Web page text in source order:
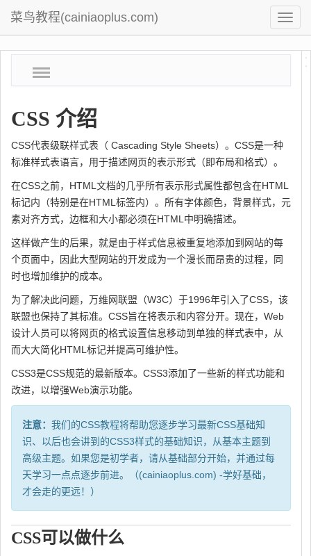
菜
菜鸟教程(cainiaoplus.com)
CSS 介绍
CSS代表级联样式表（ Cascading Style Sheets）。CSS是一种
标准样式表语言，用于描述网页的表示形式（即布局和格式）。
在CSS之前，HTML文档的几乎所有表示形式属性都包含在HTML
标记内（特别是在HTML标签内）。所有字体颜色，背景样式，元
素对齐方式，边框和大小都必须在HTML中明确描述。
这样做产生的后果，就是由于样式信息被重复地添加到网站的每
个页面中，因此大型网站的开发成为一个漫长而昂贵的过程，同
时也增加维护的成本。
为了解决此问题，万维网联盟（W3C）于1996年引入了CSS，该
联盟也保持了其标准。CSS旨在将表示和内容分开。现在，Web
设计人员可以将网页的格式设置信息移动到单独的样式表中，从
而大大简化HTML标记并提高可维护性。
CSS3是CSS规范的最新版本。CSS3添加了一些新的样式功能和
改进，以增强Web演示功能。
注意： 我们的CSS教程将帮助您逐步学习最新CSS基础知
识、以后也会讲到的CSS3样式的基础知识，从基本主题到
高级主题。如果您是初学者，请从基础部分开始，并通过每
天学习一点点逐步前进。（(cainiaoplus.com) -学好基础，
才会走的更远！）
CSS可以做什么